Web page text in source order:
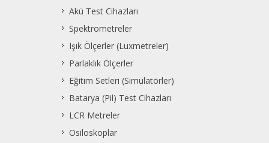
Akü Test Cihazları
Spektrometreler
Işık Ölçerler (Luxmetreler)
Parlaklık Ölçerler
Eğitim Setleri (Simülatörler)
Batarya (Pil) Test Cihazları
LCR Metreler
Osiloskoplar